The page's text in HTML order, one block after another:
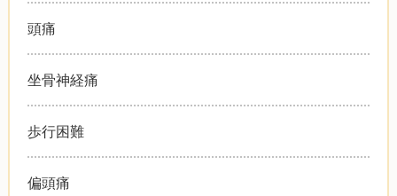
頭痛
坐骨神経痛
歩行困難
偏頭痛